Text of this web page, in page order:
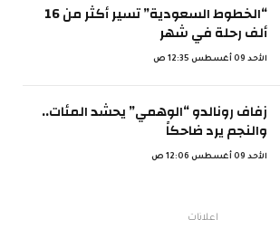
“الخطوط السعودية” تسير أكثر من 16
ألف رحلة في شهر
الأحد 09 أغسطس 12:35 ص
زفاف رونالدو “الوهمي” يحشد المئات..
والنجم يرد ضاحكاً
الأحد 09 أغسطس 12:06 ص
اعلانات